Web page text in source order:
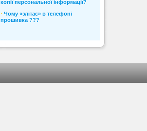
копії персональної інформації?
⋅ Чому «злітає» в телефоні
прошивка ???